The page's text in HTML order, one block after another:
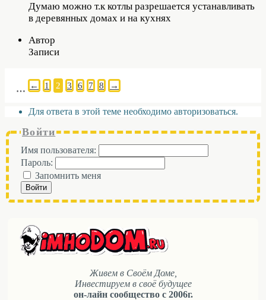
Думаю можно т.к котлы разрешается устанавливать
в деревянных домах и на кухнях
Автор
Записи
← 1 2 3
… 6 7 8 →
Для ответа в этой теме необходимо авторизоваться.
Войти
Имя пользователя:
Пароль:
Запомнить меня
Войти
Живем в Своём Доме,
Инвестируем в своё будущее
он-лайн сообщество с 2006г.